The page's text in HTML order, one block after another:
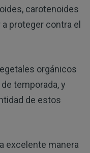
carotenoides
proteger contra el
orgánicos
temporada, y
de estos
excelente manera